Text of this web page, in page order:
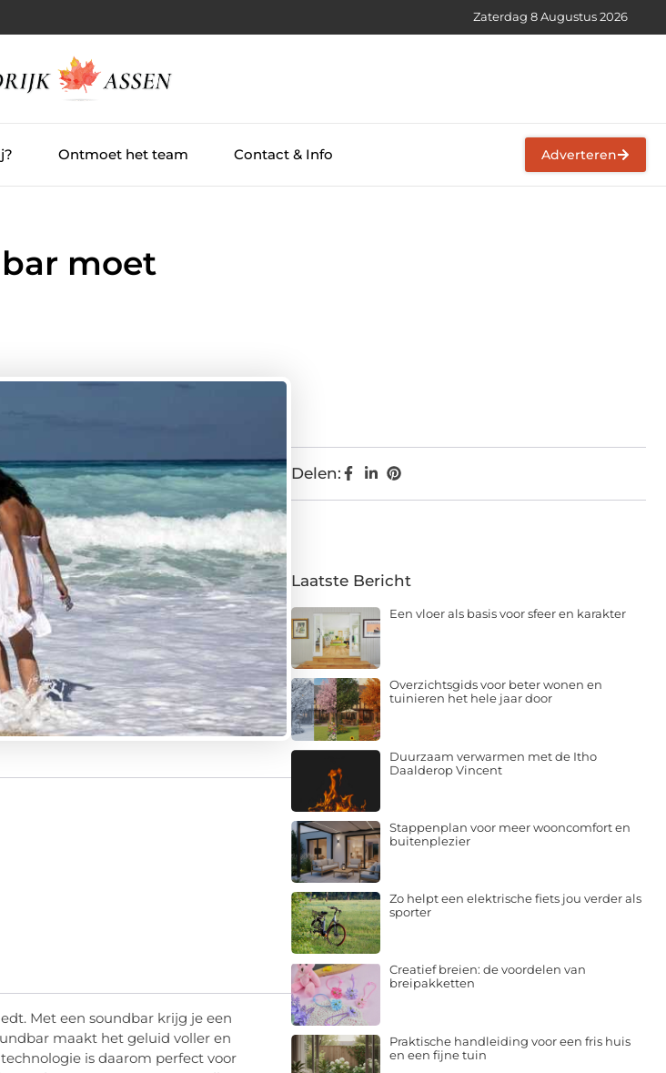
Zaterdag 8 Augustus 2026
Ontmoet het team Contact & Info Adverteren
moet
Met een soundbar krijg je een
maakt het geluid voller en
is daarom perfect voor
Delen:
Laatste Bericht
Een vloer als basis voor sfeer en karakter
Overzichtsgids voor beter wonen en
tuinieren het hele jaar door
Duurzaam verwarmen met de Itho
Daalderop Vincent
Stappenplan voor meer wooncomfort en
buitenplezier
Zo helpt een elektrische fiets jou verder als
sporter
Creatief breien: de voordelen van
breipakketten
Praktische handleiding voor een fris huis
en een fijne tuin